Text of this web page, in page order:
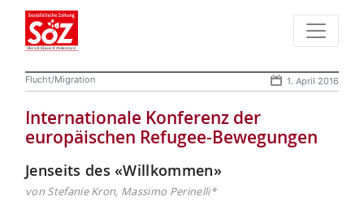
Flucht/Migration 1. April 2016
Internationale Konferenz der
europäischen Refugee-Bewegungen
Jenseits des «Willkommen»
von Stefanie Kron, Massimo Perinelli*